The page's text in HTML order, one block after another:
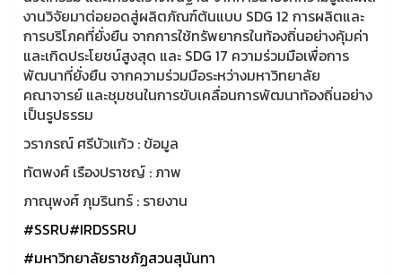
งานวิจัยมาต่อยอดสู่ผลิตภัณฑ์ต้นแบบ SDG 12 การผลิตและ
การบริโภคที่ยั่งยืน จากการใช้ทรัพยากรในท้องถิ่นอย่างคุ้มค่า
และเกิดประโยชน์สูงสุด และ SDG 17 ความร่วมมือเพื่อการ
พัฒนาที่ยั่งยืน จากความร่วมมือระหว่างมหาวิทยาลัย
คณาจารย์ และชุมชนในการขับเคลื่อนการพัฒนาท้องถิ่นอย่าง
เป็นรูปธรรม
วราภรณ์ ศรีบัวแก้ว : ข้อมูล
ทัตพงศ์ เรืองปราชญ์ : ภาพ
ภาณุพงศ์ ภุมรินทร์ : รายงาน
#SSRU#IRDSSRU
#มหาวิทยาลัยราชภัฏสวนสุนันทา